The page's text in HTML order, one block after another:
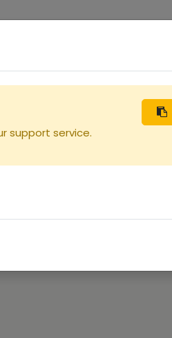
support service.